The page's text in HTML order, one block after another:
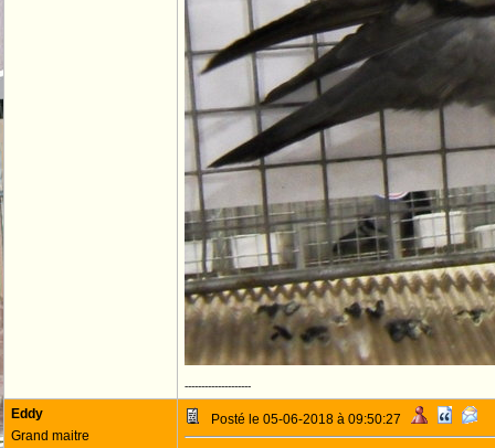
--------------------
Eddy
Grand maitre
Posté le 05-06-2018 à 09:50:27